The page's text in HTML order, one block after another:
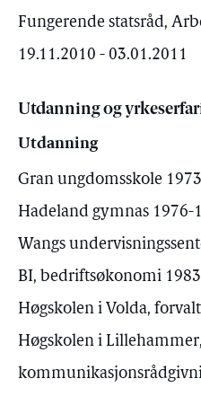
Fungerende statsråd,
19.11.2010 - 03.01.2011
Utdanning og
Utdanning
Gran ungdomsskole
Hadeland gymnas 1976-
Wangs
BI, bedriftsøkonomi
Høgskolen i Volda,
Høgskolen i Lillehammer,